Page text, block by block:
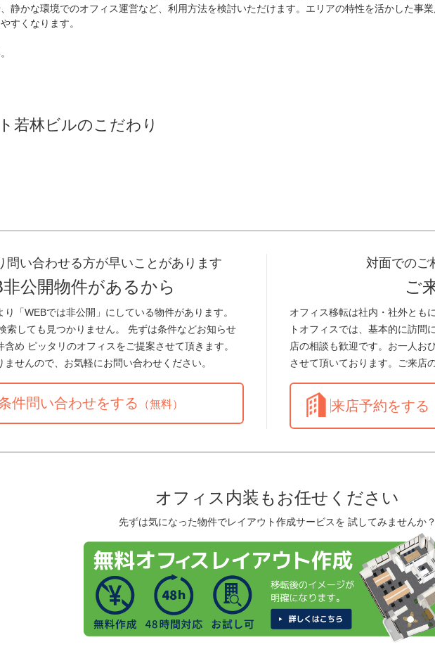
静かな環境でのオフィス運営など、利用方法を検討いただけます。エリアの特性を活かした事
すくなります。
若林ビルのこだわり
問い合わせる方が早いことがあります
公開物件があるから
「WEBでは非公開」にしている物件があります。
索しても見つかりません。 先ずは条件などお知らせ
め ピッタリのオフィスをご提案させて頂きます。
せんので、お気軽にお問い合わせください。
件問い合わせをする （無料）
対面でのご
ご
オフィス移転は社内・社外とも
トオフィスでは、基本的に訪問
店の相談も歓迎です。お一人お
させて頂いております。ご来店
来店予約をする
オフィス内装もお任せください
先ずは気になった物件でレイアウト作成サービスを 試してみませんか？